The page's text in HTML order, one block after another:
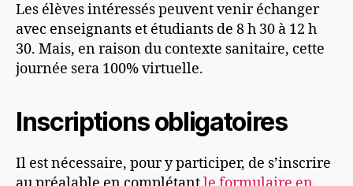
Les élèves intéressés peuvent venir échanger
avec enseignants et étudiants de 8 h 30 à 12 h
30. Mais, en raison du contexte sanitaire, cette
journée sera 100% virtuelle.
Inscriptions obligatoires
Il est nécessaire, pour y participer, de s’inscrire